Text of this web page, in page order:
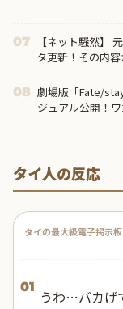
07
【ネット騒然】
タ更新！その内
08 劇場版「Fate/
ジュアル公開！
タイ人の反応
タイの最大級電子掲示
01
うわ…バカげ